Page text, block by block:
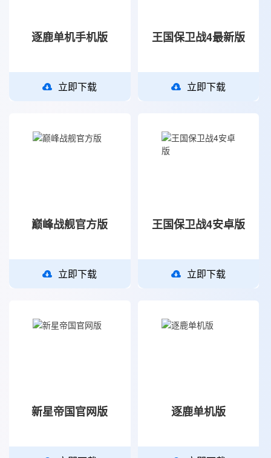
逐鹿单机手机版
立即下载
王国保卫战4最新版
立即下载
巅峰战舰官方版
立即下载
王国保卫战4安卓版
立即下载
新星帝国官网版 逐鹿单机版